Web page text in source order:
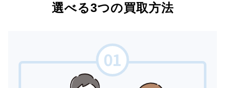
選べる3つの買取方法